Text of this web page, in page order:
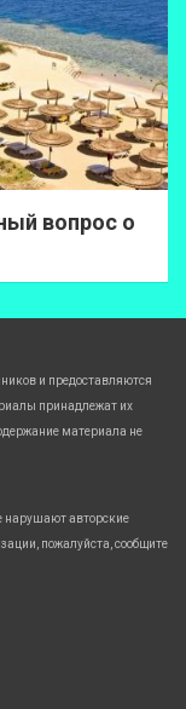
вопрос о
и предоставляются
принадлежат их
материала не
нарушают авторские
пожалуйста, сообщите